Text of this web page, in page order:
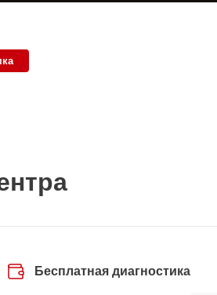
Бесплатная диагностика